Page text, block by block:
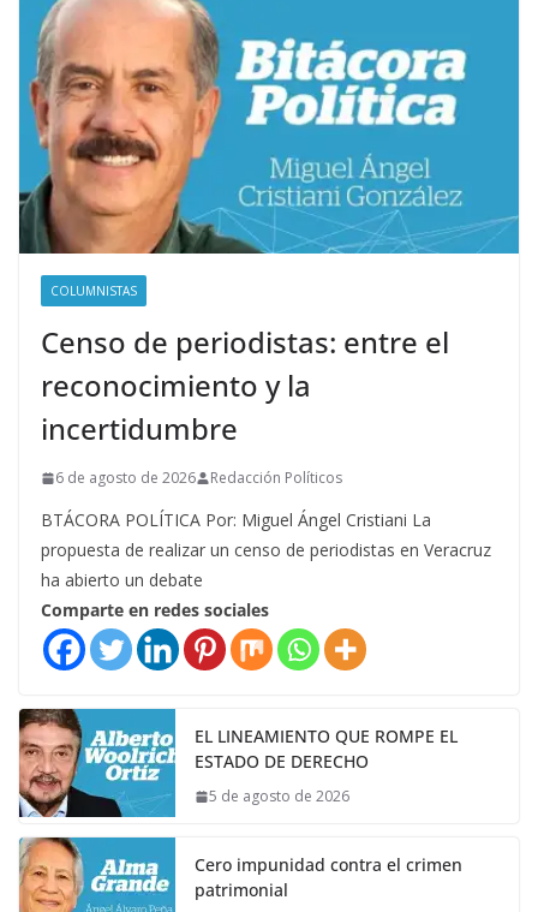
COLUMNISTAS
Censo de periodistas: entre el
reconocimiento y la
incertidumbre
6 de agosto de 2026 Redacción Políticos
BTÁCORA POLÍTICA Por: Miguel Ángel Cristiani La
propuesta de realizar un censo de periodistas en Veracruz
ha abierto un debate
Comparte en redes sociales
EL LINEAMIENTO QUE ROMPE EL
ESTADO DE DERECHO
5 de agosto de 2026
Cero impunidad contra el crimen
patrimonial